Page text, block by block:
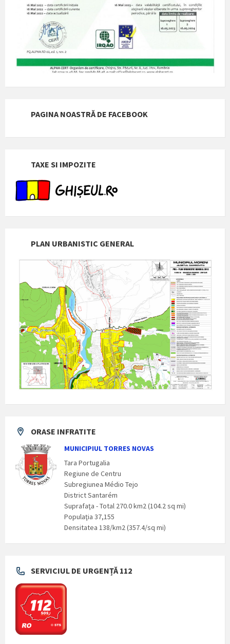
PAGINA NOASTRĂ DE FACEBOOK
TAXE SI IMPOZITE
PLAN URBANISTIC GENERAL
ORASE INFRATITE
MUNICIPIUL TORRES NOVAS
Tara Portugalia
Regiune de Centru
Subregiunea Médio Tejo
District Santarém
Suprafaţa - Total 270.0 km2 (104.2 sq mi)
Populaţia 37,155
Densitatea 138/km2 (357.4/sq mi)
SERVICIUL DE URGENȚĂ 112